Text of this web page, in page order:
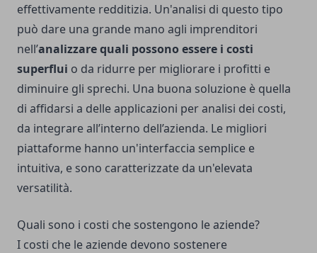
effettivamente redditizia. Un'analisi di questo tipo
può dare una grande mano agli imprenditori
nell’analizzare quali possono essere i costi
superflui o da ridurre per migliorare i profitti e
diminuire gli sprechi. Una buona soluzione è quella
di affidarsi a delleapplicazioni per analisi dei costi,
da integrare all’interno dell’azienda. Le migliori
piattaforme hanno un'interfaccia semplice e
intuitiva, e sono caratterizzate da un'elevata
versatilità.
Quali sono i costi che sostengono le aziende?
I costi che le aziende devono sostenere